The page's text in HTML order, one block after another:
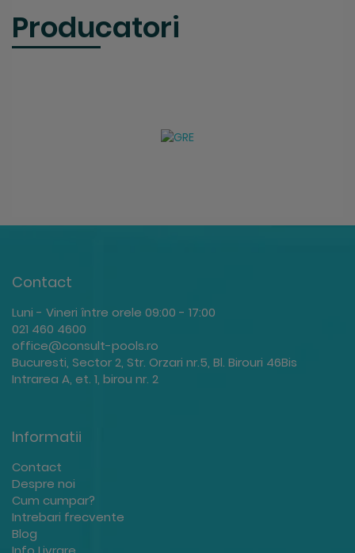
Producatori
Contact
Luni - Vineri între orele 09:00 - 17:00
021 460 4600
office@consult-pools.ro
Bucuresti, Sector 2, Str. Orzari nr.5, Bl. Birouri 46Bis
Intrarea A, et. 1, birou nr. 2
Informatii
Contact
Despre noi
Cum cumpar?
Intrebari frecvente
Blog